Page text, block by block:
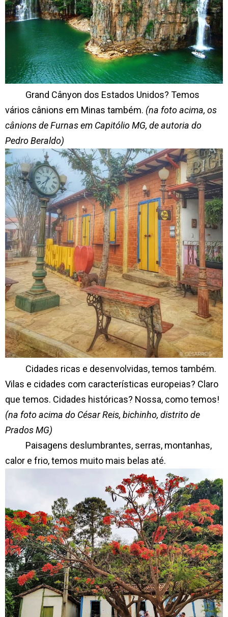
Grand Cânyon dos Estados Unidos? Temos
vários cânions em Minas também. (na foto acima, os
cânions de Furnas em Capitólio MG, de autoria do
Pedro Beraldo)
Cidades ricas e desenvolvidas, temos também.
Vilas e cidades com características europeias? Claro
que temos. Cidades históricas? Nossa, como temos!
(na foto acima do César Reis, bichinho, distrito de
Prados MG)
Paisagens deslumbrantes, serras, montanhas,
calor e frio, temos muito mais belas até.